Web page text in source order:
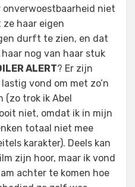
onverwoestbaarheid niet
haar eigen
durft te zien, en dat
nog van haar stuk
ALERT? Er zijn
vond om met zo’n
(zo trok ik Abel
niet, omdat ik in mijn
totaal niet mee
karakter). Deels kan
zijn hoor, maar ik vond
achter te komen hoe